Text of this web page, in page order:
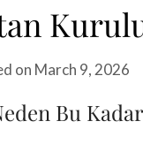
on March 9, 2026
Bu